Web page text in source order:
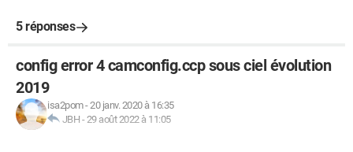
5 réponses
config error 4 camconfig.ccp sous ciel évolution
2019
isa2pom-20 janv. 2020 à 16:35
JBH -29 août 2022 à 11:05